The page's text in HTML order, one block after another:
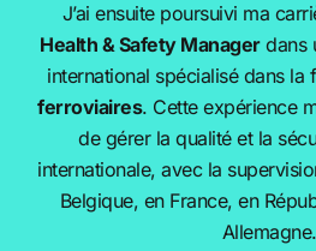
J’ai ensuite poursuivi ma
Health & Safety Managerdans
international spécialisé dans la
ferroviaires. Cette expérience
de gérer la qualité et la
internationale, avec la
Belgique, en France, en
Allemagne.